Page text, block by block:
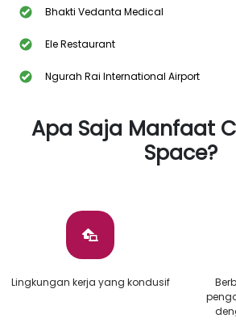
Bhakti Vedanta Medical
Ele Restaurant
Ngurah Rai International Airport
Apa Saja Manfaat
Space?
Lingkungan kerja yang kondusif